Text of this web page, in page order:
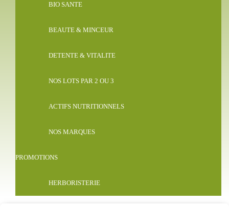
BIO SANTE
BEAUTE & MINCEUR
DETENTE & VITALITE
NOS LOTS PAR 2 OU 3
ACTIFS NUTRITIONNELS
NOS MARQUES
PROMOTIONS
HERBORISTERIE